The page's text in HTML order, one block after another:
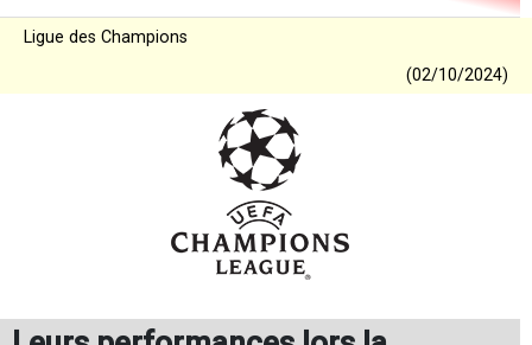
Ligue des Champions
(02/10/2024)